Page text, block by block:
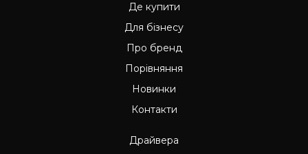
Де купити
Для бізнесу
Про бренд
Порівняння
Новинки
Контакти
Драйвера